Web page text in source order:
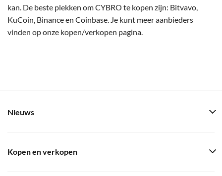
kan. De beste plekken om CYBRO te kopen zijn: Bitvavo,
KuCoin, Binance en Coinbase. Je kunt meer aanbieders
vinden op onze kopen/verkopen pagina.
Nieuws
Kopen en verkopen